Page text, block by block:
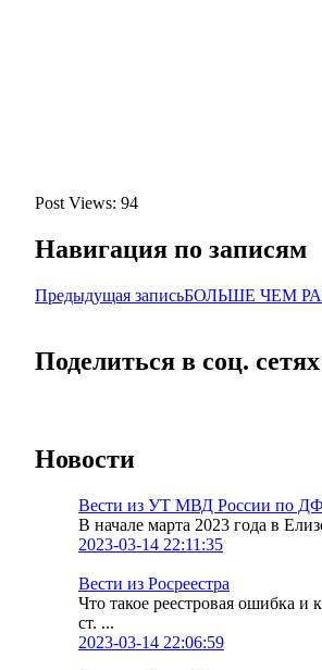
Post Views: 94
Навигация по записям
Предыдущая записьБОЛЬШЕ ЧЕМ
Поделиться в соц.
Новости
Вести из УТ МВД России по
В начале марта 2023 года в
2023-03-14 22:11:35
Вести из Росреестра
Что такое реестровая ошибка
ст. ...
2023-03-14 22:06:59